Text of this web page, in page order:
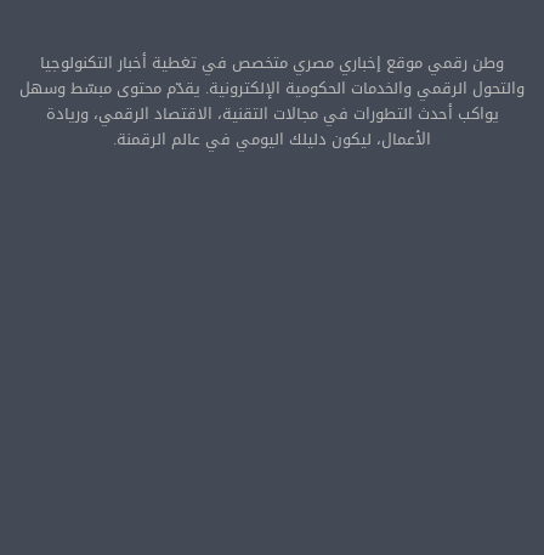
وطن رقمي موقع إخباري مصري متخصص في تغطية أخبار التكنولوجيا
والتحول الرقمي والخدمات الحكومية الإلكترونية. يقدّم محتوى مبسّط وسهل
يواكب أحدث التطورات في مجالات التقنية، الاقتصاد الرقمي، وريادة
الأعمال، ليكون دليلك اليومي في عالم الرقمنة.